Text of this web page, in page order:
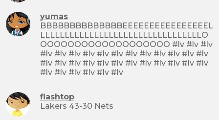
yumas
BBBBBBBBBBBBBBEEEEEEEEEEEEEEEEL
LLLLLLLLLLLLLLLLLLLLLLLLLLLLLLLLLO
OOOOOOOOOOOOOOOOOOO #lv #lv #lv
#lv #lv #lv #lv #lv #lv #lv #lv #lv #lv #lv #lv
#lv #lv #lv #lv #lv #lv #lv #lv #lv #lv #lv #lv
#lv #lv #lv #lv #lv #lv
flashtop
Lakers 43-30 Nets